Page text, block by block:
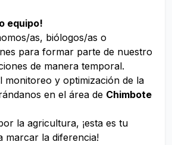
equipo!
as, biólogos/as o
para formar parte de nuestro
de manera temporal.
monitoreo y optimización de la
en el área de Chimbote
la agricultura, ¡esta es tu
marcar la diferencia!